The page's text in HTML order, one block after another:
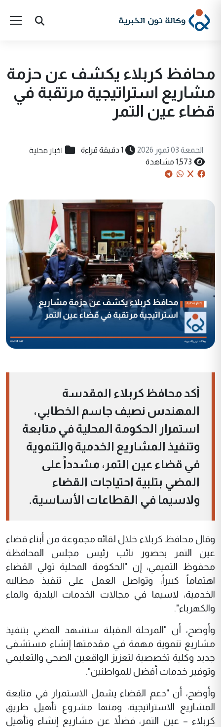
محافظ كربلاء يكشف عن حزمة
مشاريع استراتيجية مرتقبة في
قضاء عين التمر
الجمعة 03 تموز 2026 1 دقيقة قراءة اخبار محلية
1,573 مشاهدة
أكد محافظ كربلاء المقدسة
المهندس نصيف جاسم الخطابي،
استمرار الحكومة المحلية في متابعة
وتنفيذ المشاريع الخدمية والتنموية
في قضاء عين التمر، مشدداً على
المضي بتلبية احتياجات القضاء
ولاسيما في القطاعات الأساسية.
وقال محافظ كربلاء خلال لقائه مجموعة من أبناء قضاء
عين التمر بحضور نائب رئيس مجلس المحافظة
محفوظ التميمي، إن "الحكومة المحلية تولي القضاء
اهتماماً كبيراً، وتواصل العمل على تنفيذ مطالبه
الخدمية، لاسيما في مجالات الخدمات البلدية والماء
والكهرباء".
وأوضح، أن "المرحلة المقبلة ستشهد المضي بتنفيذ
مشاريع تنموية مهمة في مقدمتها إنشاء مستشفى
جديد وكلية تخصصية لتعزيز الواقعين الصحي والتعليمي
وتوفير خدمات أفضل للمواطنين".
وأوضح، أن "دعم القضاء يشمل الاستمرار في متابعة
المشاريع الاستراتيجية، ومنها مشروع تأهيل طريق
كربلاء – عين التمر، فضلاً عن مشاريع إنشاء وتأهيل